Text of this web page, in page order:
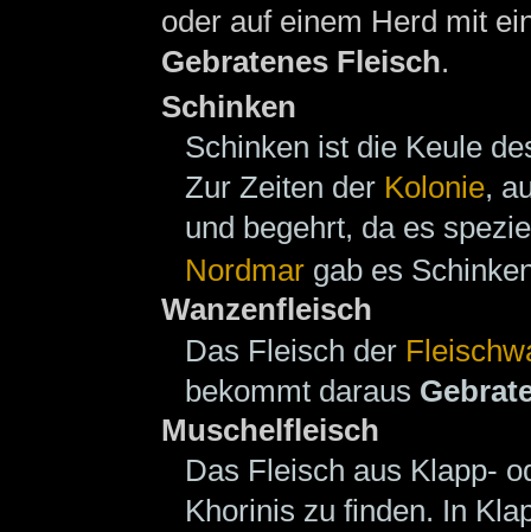
oder auf einem Herd mit
Gebratenes Fleisch.
Schinken
Schinken ist die Keule
Zur Zeiten der Kolonie,
und begehrt, da es
Nordmar gab es
Wanzenfleisch
Das Fleisch der
bekommt daraus
Muschelfleisch
Das Fleisch aus Klapp-
Khorinis zu finden. In